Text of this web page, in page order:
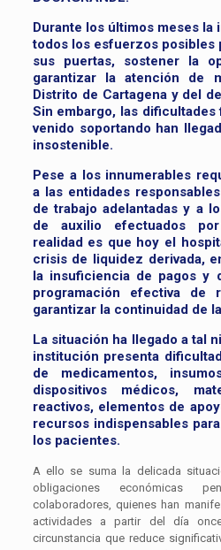
Durante los últimos meses la
todos los esfuerzos posibles
sus puertas, sostener la
garantizar la atención de
Distrito de Cartagena y del
Sin embargo, las
venido soportando han
insostenible.
Pese a los innumerables
a las entidades
de trabajo adelantadas y a
de auxilio efectuados
realidad es que hoy el
crisis de liquidez derivada,
la insuficiencia de pagos y
programación efectiva de
garantizar la continuidad de
La situación ha llegado a tal
institución presenta
de medicamentos,
dispositivos médicos,
reactivos, elementos de
recursos indispensables
los pacientes.
A ello se suma la delicada
obligaciones económicas
colaboradores, quienes han
actividades a partir del día
circunstancia que reduce